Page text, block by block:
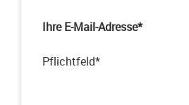
Ihre E-Mail-Adresse*
Pflichtfeld*